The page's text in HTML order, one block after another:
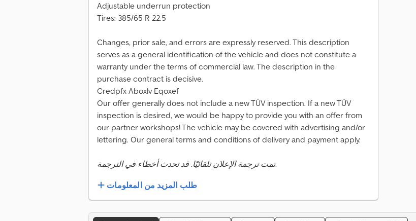
Adjustable underrun protection
Tires: 385/65 R 22.5
Changes, prior sale, and errors are expressly reserved. This description
serves as a general identification of the vehicle and does not constitute a
warranty under the terms of commercial law. The description in the
purchase contract is decisive.
Credpfx Aboxlv Eqoxef
Our offer generally does not include a new TÜV inspection. If a new TÜV
inspection is desired, we would be happy to provide you with an offer from
our partner workshops! The vehicle may be covered with advertising and/or
lettering. Our general terms and conditions of delivery and payment apply.
تمت ترجمة الإعلان تلقائيًا. قد تحدث أخطاء في الترجمة.
طلب المزيد من المعلومات